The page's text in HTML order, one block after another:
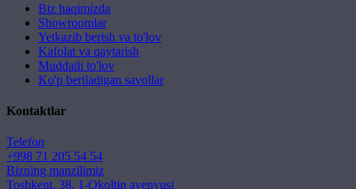
Biz haqimizda
Showroomlar
Yetkazib berish va to'lov
Kafolat va qaytarish
Muddatli to'lov
Ko'p beriladigan savollar
Kontaktlar
Telefon
+998 71 205 54 54
Bizning manzilimiz
Toshkent, 38, 1-Okoltin avenyusi